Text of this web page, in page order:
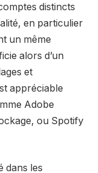
distincts
en particulier
un même
alors d’un
et
appréciable
Adobe
ou Spotify
dans les